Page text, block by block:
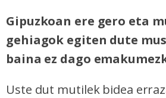
Gipuzkoan ere gero eta
gehiagok egiten dute
baina ez dago
Uste dut mutilek bidea